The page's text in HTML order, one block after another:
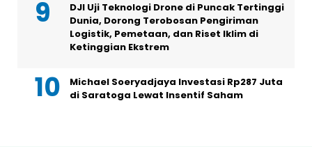
DJI Uji Teknologi Drone di Puncak Tertinggi
Dunia, Dorong Terobosan Pengiriman
Logistik, Pemetaan, dan Riset Iklim di
Ketinggian Ekstrem
Michael Soeryadjaya Investasi Rp287 Juta
di Saratoga Lewat Insentif Saham